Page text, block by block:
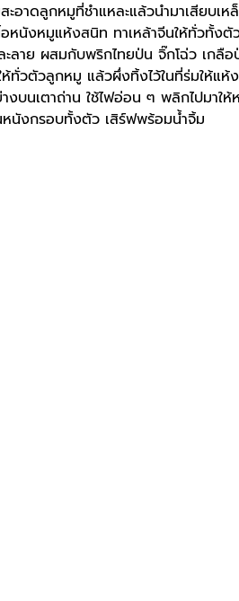
ะอาดลูกหมูที่ชำแหละแล้วนำมาเสียบเ
อหนังหมูแห้งสนิท ทาเหล้าจีนให้ทั่วทั้ง
ะลาย ผสมกับพริกไทยป่น จิ๊กโฉ่ว เกลื
ห้ทั่วตัวลูกหมู แล้วผึ่งทิ้งไว้ในที่ร่มให้แ
งบนเตาถ่าน ใช้ไฟอ่อน ๆ พลิกไปมาใ
นังกรอบทั้งตัว เสิร์ฟพร้อมน้ำจิ้ม